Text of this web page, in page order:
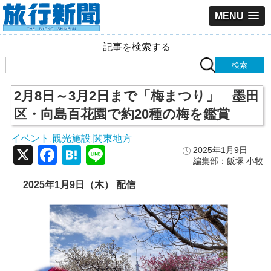
MENU
記事を検索する
2月8日～3月2日まで「梅まつり」 墨田
区・向島百花園で約20種の梅を鑑賞
イベント 観光施設 関東地方
2025年1月9日
編集部：飯塚 小牧
X Facebook
Hatena
2025年1月9日（木） 配信